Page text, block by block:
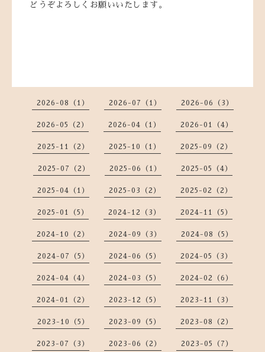
どうぞよろしくお願いいたします。
2026-08（1） 2026-07（1） 2026-06（3）
2026-05（2） 2026-04（1） 2026-01（4）
2025-11（2） 2025-10（1） 2025-09（2）
2025-07（2） 2025-06（1） 2025-05（4）
2025-04（1） 2025-03（2） 2025-02（2）
2025-01（5） 2024-12（3） 2024-11（5）
2024-10（2） 2024-09（3） 2024-08（5）
2024-07（5） 2024-06（5） 2024-05（3）
2024-04（4） 2024-03（5） 2024-02（6）
2024-01（2） 2023-12（5） 2023-11（3）
2023-10（5） 2023-09（5） 2023-08（2）
2023-07（3） 2023-06（2） 2023-05（7）